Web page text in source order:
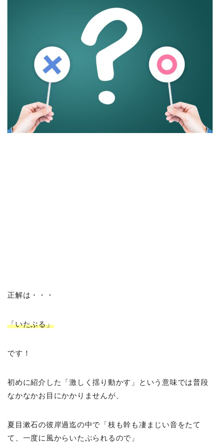
正解は・・・
「いたぶる」
です！
初めに紹介した「激しく揺り動かす」という意味では普段
なかなかお目にかかりませんが、
夏目漱石の彼岸過迄の中で「枝も幹も凄まじい音をたて
て、一度に風からいたぶられるので」